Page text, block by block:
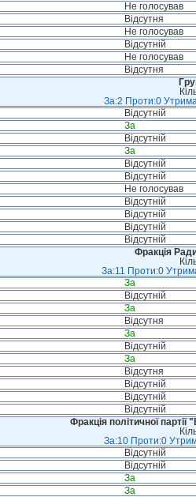
Не голосував
Відсутня
Не голосував
Відсутній
Не голосував
Відсутня
За:2 Проти:0
Відсутній
За
Відсутній
За
Відсутній
Відсутній
Не голосував
Відсутній
Відсутній
Відсутній
Відсутній
Фракція
За:11 Проти:0
За
Відсутній
За
Відсутня
За
Відсутній
За
Відсутня
Відсутній
Відсутній
Відсутній
Фракція політичної
За:10 Проти:0
Відсутній
Відсутній
За
За